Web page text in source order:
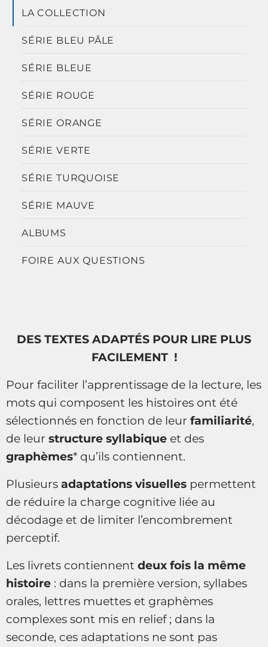
LA COLLECTION
SÉRIE BLEU PÂLE
SÉRIE BLEUE
SÉRIE ROUGE
SÉRIE ORANGE
SÉRIE VERTE
SÉRIE TURQUOISE
SÉRIE MAUVE
ALBUMS
FOIRE AUX QUESTIONS
DES TEXTES ADAPTÉS POUR LIRE PLUS
FACILEMENT !
Pour faciliter l’apprentissage de la lecture, les
mots qui composent les histoires ont été
sélectionnés en fonction de leur familiarité,
de leur structure syllabique et des
graphèmes* qu’ils contiennent.
Plusieurs adaptations visuelles permettent
de réduire la charge cognitive liée au
décodage et de limiter l’encombrement
perceptif.
Les livrets contiennent deux fois la même
histoire : dans la première version, syllabes
orales, lettres muettes et graphèmes
complexes sont mis en relief ; dans la
seconde, ces adaptations ne sont pas